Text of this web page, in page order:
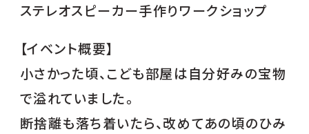
ステレオスピーカー手作りワークショップ
【イベント概要】
小さかった頃、こども部屋は自分好みの宝物
で溢れていました。
断捨離も落ち着いたら、改めてあの頃のひみ